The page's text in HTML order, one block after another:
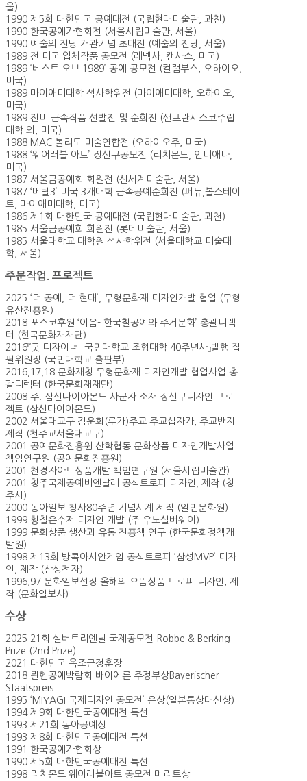
울)
1990 제5회 대한민국 공예대전 (국립현대미술관, 과천)
1990 한국공예가협회전 (서울시립미술관, 서울)
1990 예술의 전당 개관기념 초대전 (예술의 전당, 서울)
1989 전 미국 입체작품 공모전 (레넥사, 캔사스, 미국)
1989 ‘베스트 오브 1989’ 공예 공모전 (컬럼부스, 오하이오,
미국)
1989 마이애미대학 석사학위전 (마이애미대학, 오하이오,
미국)
1989 전미 금속작품 선발전 및 순회전 (샌프란시스코주립
대학 외, 미국)
1988 MAC 톨리도 미술연합전 (오하이오주, 미국)
1988 ‘웨어러블 아트’ 장신구공모전 (리치몬드, 인디애나,
미국)
1987 서울금공예회 회원전 (신세계미술관, 서울)
1987 ‘메탈3’ 미국 3개대학 금속공예순회전 (퍼듀,볼스테이
트, 마이애미대학, 미국)
1986 제1회 대한민국 공예대전 (국립현대미술관, 과천)
1985 서울금공예회 회원전 (롯데미술관, 서울)
1985 서울대학교 대학원 석사학위전 (서울대학교 미술대
학, 서울)
주문작업. 프로젝트
2025 ‘더 공예, 더 현대’, 무형문화재 디자인개발 협업 (무형
유산진흥원)
2018 포스코후원 ‘이음- 한국철공예와 주거문화’ 총괄디렉
터 (한국문화재재단)
2016『굿 디자이너- 국민대학교 조형대학 40주년사』발행 집
필위원장 (국민대학교 출판부)
2016,17,18 문화재청 무형문화재 디자인개발 협업사업 총
괄디렉터 (한국문화재재단)
2008 주. 삼신다이아몬드 사군자 소재 장신구디자인 프로
젝트 (삼신다이아몬드)
2002 서울대교구 김운회(루가)주교 주교십자가, 주교반지
제작 (천주교서울대교구)
2001 공예문화진흥원 산학협동 문화상품 디자인개발사업
책임연구원 (공예문화진흥원)
2001 천경자아트상품개발 책임연구원 (서울시립미술관)
2001 청주국제공예비엔날레 공식트로피 디자인, 제작 (청
주시)
2000 동아일보 창사80주년 기념시계 제작 (일민문화원)
1999 황칠은수저 디자인 개발 (주.우노실버웨어)
1999 문화상품 생산과 유통 진흥책 연구 (한국문화정책개
발원)
1998 제13회 방콕아시안게임 공식트로피 ‘삼성MVP’ 디자
인, 제작 (삼성전자)
1996,97 문화일보선정 올해의 으뜸상품 트로피 디자인, 제
작 (문화일보사)
수상
2025 21회 실버트리엔날 국제공모전 Robbe & Berking
Prize (2nd Prize)
2021 대한민국 옥조근정훈장
2018 뮌헨공예박람회 바이에른 주정부상Bayerischer
Staatspreis
1995 ‘MIYAGI 국제디자인 공모전’ 은상(일본통상대신상)
1994 제9회 대한민국공예대전 특선
1993 제21회 동아공예상
1993 제8회 대한민국공예대전 특선
1991 한국공예가협회상
1990 제5회 대한민국공예대전 특선
1998 리치몬드 웨어러블아트 공모전 메리트상